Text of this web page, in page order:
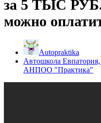
за 5 ТЫС
можно
Autopraktika
Автошкола
АНПОО "Практика"